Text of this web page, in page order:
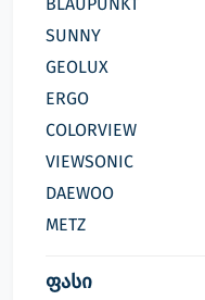
SUNNY
GEOLUX
ERGO
COLORVIEW
VIEWSONIC
DAEWOO
METZ
ფასი